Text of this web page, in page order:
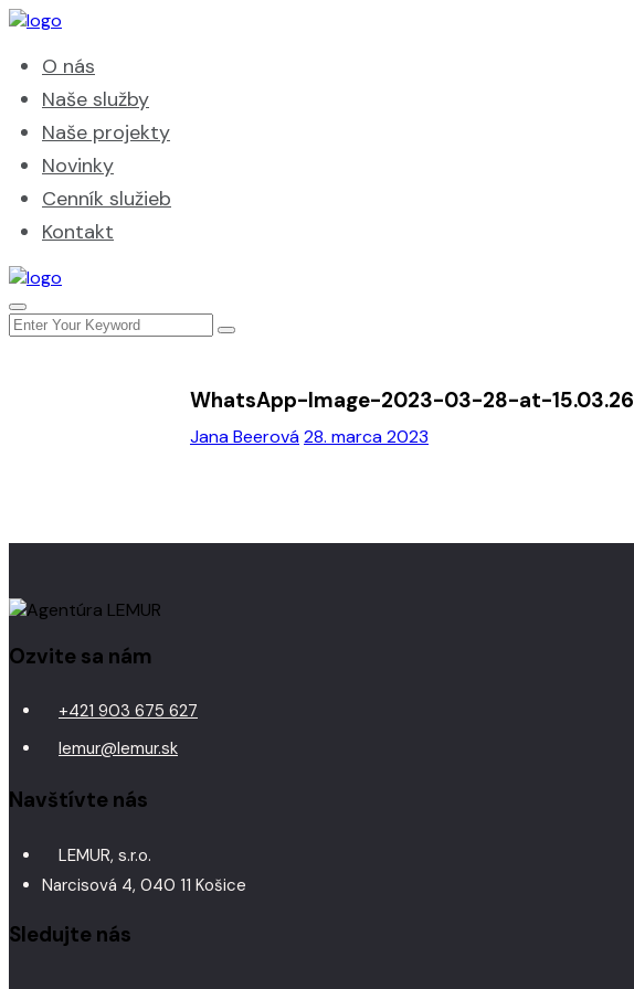
O nás
Naše služby
Naše projekty
Novinky
Cenník služieb
Kontakt
Jana Beerová28. marca 2023
WhatsApp-Image-2023-03-28-at-15.03.26
Ozvite sa nám
+421 903 675 627
lemur@lemur.sk
Navštívte nás
LEMUR, s.r.o.
Narcisová 4, 040 11 Košice
Sledujte nás